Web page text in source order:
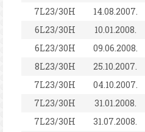
7L23/30H
14.08.2007.
6L23/30H
10.01.2008.
6L23/30H
09.06.2008.
8L23/30H
25.10.2007.
7L23/30H
04.10.2007.
7L23/30H
31.01.2008.
7L23/30H
31.07.2008.